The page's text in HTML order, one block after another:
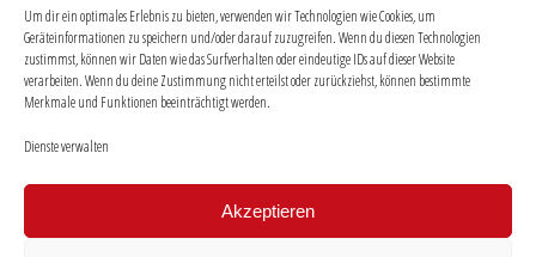
Um dir ein optimales Erlebnis zu bieten, verwenden wir Technologien wie Cookies, um
Geräteinformationen zu speichern und/oder darauf zuzugreifen. Wenn du diesen Technologien
zustimmst, können wir Daten wie das Surfverhalten oder eindeutige IDs auf dieser Website
verarbeiten. Wenn du deine Zustimmung nicht erteilst oder zurückziehst, können bestimmte
Merkmale und Funktionen beeinträchtigt werden.
Dienste verwalten
Akzeptieren
Ausnahmen
Links
Datenschutz